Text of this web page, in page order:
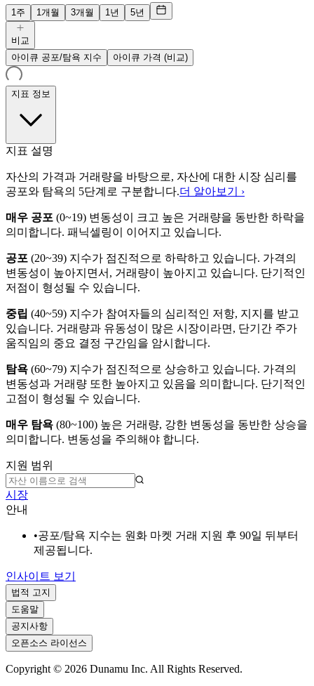
1주 1개월 3개월 1년 5년
비교
아이큐 공포/탐욕 지수
아이큐 가격 (비교)
지표 정보
지표 설명
자산의 가격과 거래량을 바탕으로, 자산에 대한 시장 심리를
공포와 탐욕의 5단계로 구분합니다.더 알아보기 ›
매우 공포 (0~19) 변동성이 크고 높은 거래량을 동반한 하락을
의미합니다. 패닉셀링이 이어지고 있습니다.
공포 (20~39) 지수가 점진적으로 하락하고 있습니다. 가격의
변동성이 높아지면서, 거래량이 높아지고 있습니다. 단기적인
저점이 형성될 수 있습니다.
중립 (40~59) 지수가 참여자들의 심리적인 저항, 지지를 받고
있습니다. 거래량과 유동성이 많은 시장이라면, 단기간 주가
움직임의 중요 결정 구간임을 암시합니다.
탐욕 (60~79) 지수가 점진적으로 상승하고 있습니다. 가격의
변동성과 거래량 또한 높아지고 있음을 의미합니다. 단기적인
고점이 형성될 수 있습니다.
매우 탐욕 (80~100) 높은 거래량, 강한 변동성을 동반한 상승을
의미합니다. 변동성을 주의해야 합니다.
지원 범위
시장
안내
•공포/탐욕 지수는 원화 마켓 거래 지원 후 90일 뒤부터
제공됩니다.
인사이트 보기
법적 고지
도움말
공지사항
오픈소스 라이선스
Copyright © 2026 Dunamu Inc. All Rights Reserved.